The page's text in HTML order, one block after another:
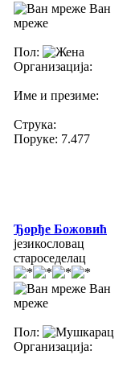
Ван
мреже
Пол:
Организација:
Име и презиме:
Струка:
Поруке: 7.477
Ђорђе Божовић
језикословац
староседелац
Ван
мреже
Пол:
Организација: